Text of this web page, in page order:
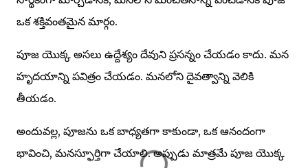
ఒక శక్తివంతమైన మార్గం.
పూజ యొక్క అసలు ఉద్దేశ్యం దేవుని ప్రసన్నం చేయడం కాదు. మన
హృదయాన్ని పవిత్రం చేయడం. మనలోని దైవత్వాన్ని వెలికి
తీయడం.
అందువల్ల, పూజను ఒక బాధ్యతగా కాకుండా, ఒక ఆనందంగా
భావించి, మనస్ఫూర్తిగా చేయాలి. అప్పుడు మాత్రమే పూజ యొక్క